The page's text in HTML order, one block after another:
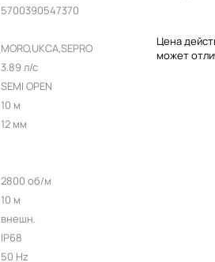
5700390547370
MORO,UKCA,SEPRO
3.89 л/с
SEMI OPEN
10 м
12 мм
2800 об/м
10 м
внешн.
IP68
50 Hz
Цена
может